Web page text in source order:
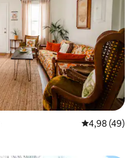
Évaluation
4,98 (49)